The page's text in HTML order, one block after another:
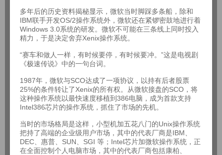
多年后的历史资料揭秘显示，微软当时脚踩多条船，除和
IBM联手开发OS/2操作系统外，微软还在紧锣密鼓地进行着
Windows 3.0系统的研发。微软不可能在三条线上同时投入
精力，于是决定舍弃Xenix操作系统。
“赛车和做人一样，有时候要停，有时候要冲。”这是电视剧
《极速传说》中的一句台词。
1987年，微软与SCO达成了一项协议，以持有后者股票
25%的条件转让了Xenix的所有权。从微软接盘的SCO，将
这种操作系统以最快速度移植到386电脑，成为首款支持
Intel386芯片的操作系统，抓住了市场的先机。
当时的市场格局是这样，小型机加五花八门的Unix操作系统
把持了高端的企业级用户市场，其中的代表厂商是IBM、
DEC、惠普、SUN、SGI 等；Intel芯片加微软操作系统，正
在全面控制个人电脑市场，其中的代表厂商包括康柏、